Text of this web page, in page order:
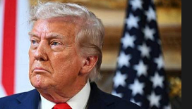
մասնակցել եմ